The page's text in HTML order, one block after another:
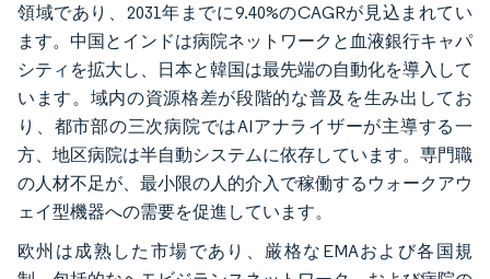
領域であり、2031年までに9.40%のCAGRが見込まれてい
ます。中国とインドは病院ネットワークと血液銀行キャパ
シティを拡大し、日本と韓国は最先端の自動化を導入して
います。域内の資源格差が段階的な普及を生み出してお
り、都市部の三次病院ではAIアナライザーが主導する一
方、地区病院は半自動システムに依存しています。専門職
の人材不足が、最小限の人的介入で稼働するウォークアウ
ェイ型機器への需要を促進しています。
欧州は成熟した市場であり、厳格なEMAおよび各国規